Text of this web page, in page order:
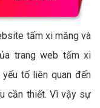
tấm xi măng và
trang web tấm xi
tố liên quan đến
cần thiết. Vì vậy sự